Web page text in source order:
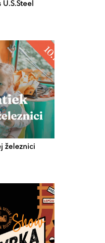
železnici